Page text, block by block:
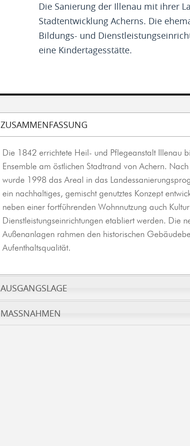
Die Sanierung der Illenau mit ihrer
Stadtentwicklung Acherns. Die
Bildungs- und
eine Kindertagesstätte.
ZUSAMMENFASSUNG
Die 1842 errichtete Heil- und Pflegeanstalt Illenau
Ensemble am östlichen Stadtrand von Achern.
wurde 1998 das Areal in das
ein nachhaltiges, gemischt genutztes Konzept
neben einer fortführenden Wohnnutzung auch
Dienstleistungseinrichtungen etabliert werden. Die
Außenanlagen rahmen den historischen
Aufenthaltsqualität.
AUSGANGSLAGE
MASSNAHMEN